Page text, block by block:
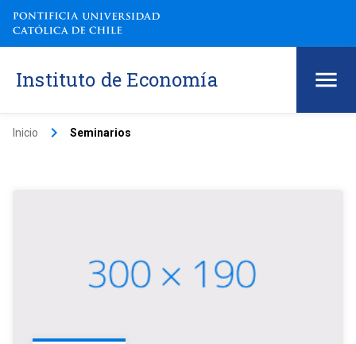
Instituto de Economía
Inicio keyboard_arrow_right Seminarios